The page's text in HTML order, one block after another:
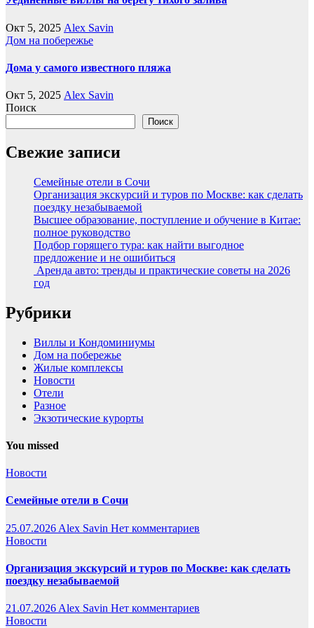
Окт 5, 2025 Alex Savin
Дом на побережье
Дома у самого известного пляжа
Окт 5, 2025 Alex Savin
Поиск
Поиск
Свежие записи
Семейные отели в Сочи
Организация экскурсий и туров по Москве: как сделать
поездку незабываемой
Высшее образование, поступление и обучение в Китае:
полное руководство
Подбор горящего тура: как найти выгодное
предложение и не ошибиться
Аренда авто: тренды и практические советы на 2026
год
Рубрики
Виллы и Кондоминиумы
Дом на побережье
Жилые комплексы
Новости
Отели
Разное
Экзотические курорты
You missed
Новости
Семейные отели в Сочи
25.07.2026 Alex Savin Нет комментариев
Новости
Организация экскурсий и туров по Москве: как сделать
поездку незабываемой
21.07.2026 Alex Savin Нет комментариев
Новости